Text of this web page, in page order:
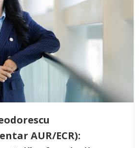
AUR/ECR):